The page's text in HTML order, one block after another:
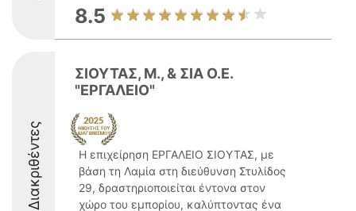
8.5
Διακριθέντες
ΣΙΟΥΤΑΣ, Μ., & ΣΙΑ Ο.Ε.
"ΕΡΓΑΛΕΙΟ"
Η επιχείρηση ΕΡΓΑΛΕΙΟ ΣΙΟΥΤΑΣ, με
βάση τη Λαμία στη διεύθυνση Στυλίδος
29, δραστηριοποιείται έντονα στον
χώρο του εμπορίου, καλύπτοντας ένα